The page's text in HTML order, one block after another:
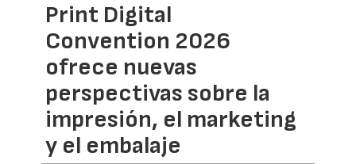
Print Digital
Convention 2026
ofrece nuevas
perspectivas sobre la
impresión, el marketing
y el embalaje